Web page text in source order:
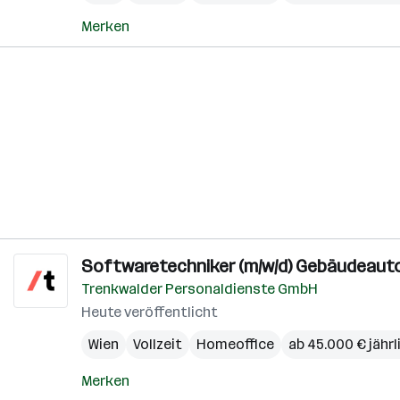
Merken
Softwaretechniker (m/w/d)
Trenkwalder Personaldienste GmbH
Heute veröffentlicht
Wien
Vollzeit Homeoffice ab 45.000 €
Merken